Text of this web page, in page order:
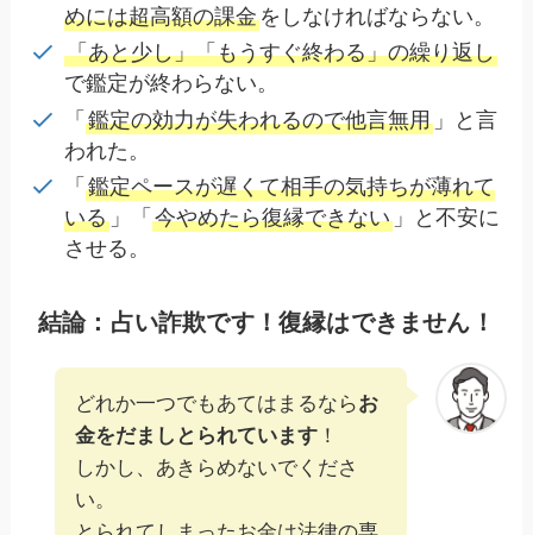
めには超高額の課金をしなければならない。
「あと少し」「もうすぐ終わる」の繰り返し
で鑑定が終わらない。
「 鑑定の効力が失われるので他言無用」と言
われた。
「 鑑定ペースが遅くて相手の気持ちが薄れて
いる」「 今やめたら復縁できない」と不安に
させる。
結論：占い詐欺です！復縁はできません！
どれか一つでもあてはまるならお
金をだましとられています ！
しかし、あきらめないでくださ
い。